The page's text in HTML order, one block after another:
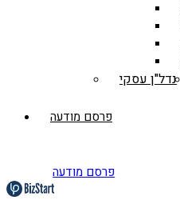
נדל"ן עסקי
פרסם מודעה
פרסם מודעה